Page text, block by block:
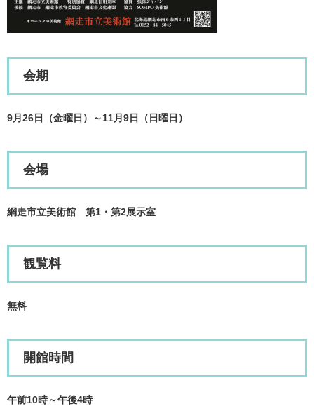
会期
9月26日（金曜日）～11月9日（日曜日）
会場
網走市立美術館 第1・第2展示室
観覧料
無料
開館時間
午前10時～午後4時